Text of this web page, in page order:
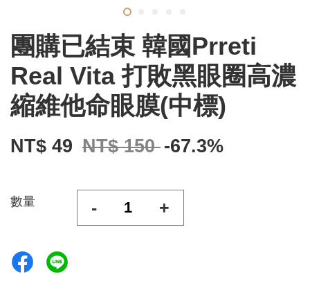
團購已結束 韓國Prreti
Real Vita 打敗黑眼圈高濃
縮維他命眼膜(中標)
NT$ 49 NT$ 150 -67.3%
數量 - +